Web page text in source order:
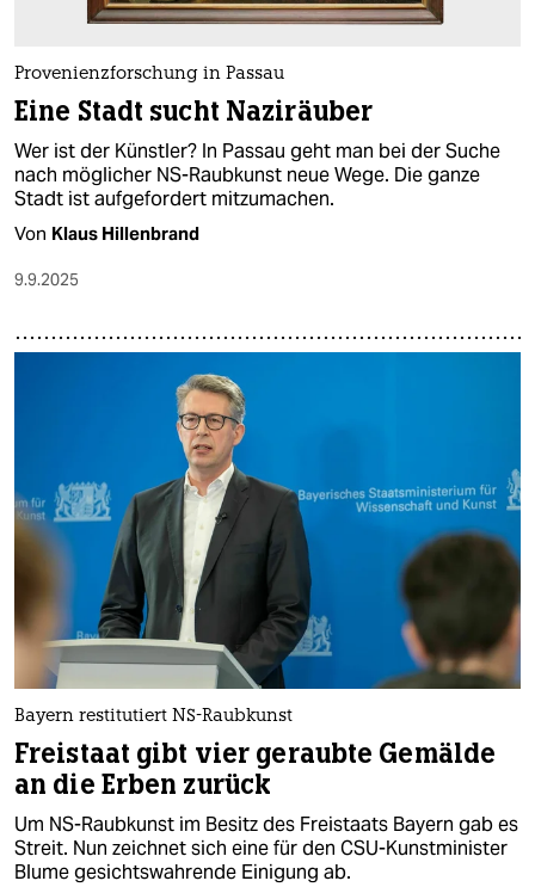
Provenienzforschung in Passau
Eine Stadt sucht Naziräuber
Wer ist der Künstler? In Passau geht man bei der Suche
nach möglicher NS-Raubkunst neue Wege. Die ganze
Stadt ist aufgefordert mitzumachen.
Von Klaus Hillenbrand
9.9.2025
Bayern restitutiert NS-Raubkunst
Freistaat gibt vier geraubte ­Gemälde
an die Erben zurück
Um NS-Raubkunst im Besitz des Freistaats Bayern gab es
Streit. Nun zeichnet sich eine für den CSU-Kunstminister
Blume gesichtswahrende Einigung ab.